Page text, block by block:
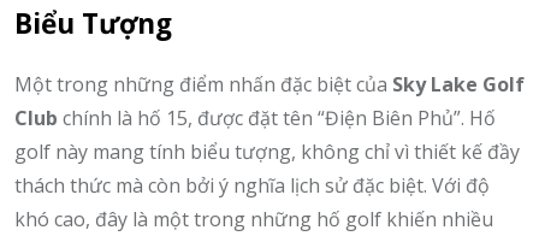
Biểu Tượng
Một trong những điểm nhấn đặc biệt của Sky Lake Golf
Club chính là hố 15, được đặt tên “Điện Biên Phủ”. Hố
golf này mang tính biểu tượng, không chỉ vì thiết kế đầy
thách thức mà còn bởi ý nghĩa lịch sử đặc biệt. Với độ
khó cao, đây là một trong những hố golf khiến nhiều